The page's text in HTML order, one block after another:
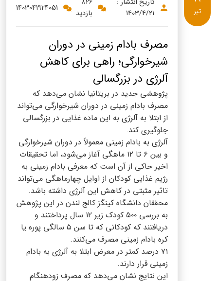
سینما دوماس
دانستنی های سلامت
گالری تصاویر
English
Russian
Arabic
Turkish
1403/4/21
بازدید
1403041924051 تیر
مصرف بادام زمینی در دوران
شیرخوارگی؛ راهی برای کاهش
آلرژی در بزرگسالی
پژوهشی جدید در بریتانیا نشان می‌دهد که
مصرف بادام زمینی در دوران شیرخوارگی می‌تواند
از ابتلا به آلرژی به این ماده غذایی در بزرگسالی
جلوگیری کند.
آلرژی به بادام زمینی معمولاً در دوران شیرخوارگی
و بین ۶ تا ۱۲ ماهگی آغاز می‌شود، اما تحقیقات
اخیر حاکی از آن است که معرفی بادام زمینی به
رژیم غذایی کودکان از اوایل چهارماهگی می‌تواند
تاثیر مثبتی در کاهش این آلرژی داشته باشد.
محققان دانشگاه کینگز کالج لندن در این پژوهش
به بررسی ۵۰۰ کودک زیر ۱۲ سال پرداختند و
دریافتند که کودکانی که تا سن ۵ سالگی پوره یا
کره بادام زمینی مصرف می‌کنند.
۷۱ درصد کمتر در معرض ابتلا به آلرژی به بادام
زمینی قرار دارند.
این نتایج نشان می‌دهد که مصرف زودهنگام